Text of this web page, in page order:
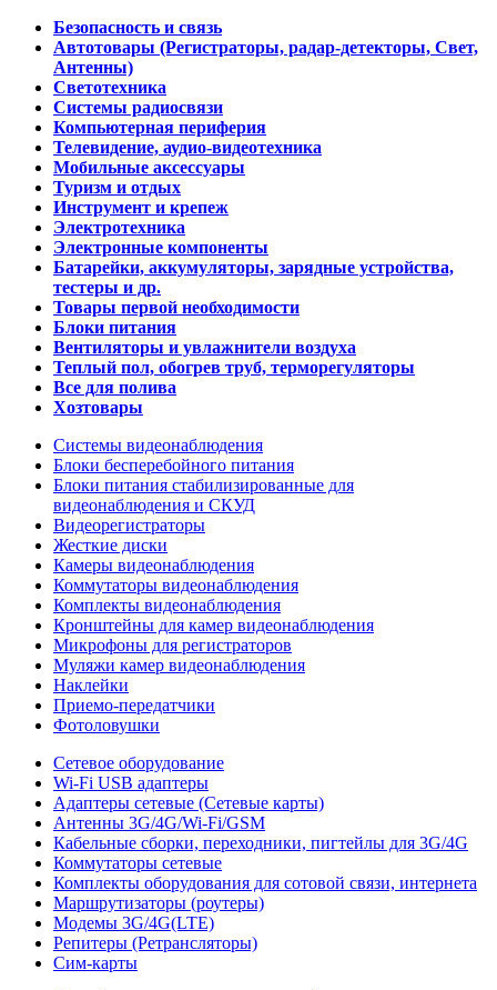
Безопасность и связь
Автотовары (Регистраторы, радар-детекторы, Свет,
Антенны)
Светотехника
Системы радиосвязи
Компьютерная периферия
Телевидение, аудио-видеотехника
Мобильные аксессуары
Туризм и отдых
Инструмент и крепеж
Электротехника
Электронные компоненты
Батарейки, аккумуляторы, зарядные устройства,
тестеры и др.
Товары первой необходимости
Блоки питания
Вентиляторы и увлажнители воздуха
Теплый пол, обогрев труб, терморегуляторы
Все для полива
Хозтовары
Системы видеонаблюдения
Блоки бесперебойного питания
Блоки питания стабилизированные для
видеонаблюдения и СКУД
Видеорегистраторы
Жесткие диски
Камеры видеонаблюдения
Коммутаторы видеонаблюдения
Комплекты видеонаблюдения
Кронштейны для камер видеонаблюдения
Микрофоны для регистраторов
Муляжи камер видеонаблюдения
Наклейки
Приемо-передатчики
Фотоловушки
Сетевое оборудование
Wi-Fi USB адаптеры
Адаптеры сетевые (Сетевые карты)
Антенны 3G/4G/Wi-Fi/GSM
Кабельные сборки, переходники, пигтейлы для 3G/4G
Коммутаторы сетевые
Комплекты оборудования для сотовой связи, интернета
Маршрутизаторы (роутеры)
Модемы 3G/4G(LTE)
Репитеры (Ретрансляторы)
Сим-карты